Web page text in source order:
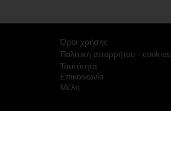
Όροι χρήσης
Πολιτική απορρήτου - cookies
Ταυτότητα
Επικοινωνία
Μέλη